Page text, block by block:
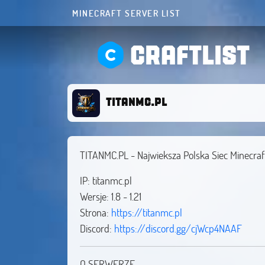
MINECRAFT SERVER LIST
CRAFTLIST
titanmc.pl
TITANMC.PL - Najwieksza Polska Siec
IP: titanmc.pl
Wersje: 1.8 - 1.21
Strona: https://titanmc.pl
Discord: https://discord.gg/cjWcp4NAAF